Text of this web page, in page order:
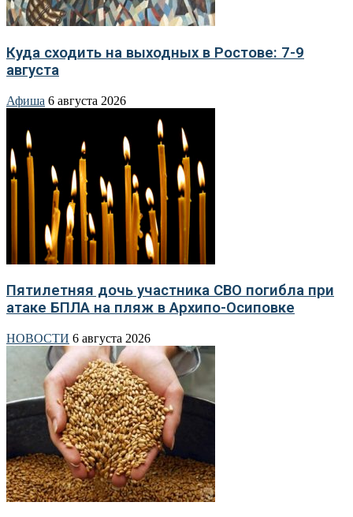
Куда сходить на выходных в Ростове: 7-9
августа
Афиша 6 августа 2026
Пятилетняя дочь участника СВО погибла при
атаке БПЛА на пляж в Архипо-Осиповке
НОВОСТИ 6 августа 2026